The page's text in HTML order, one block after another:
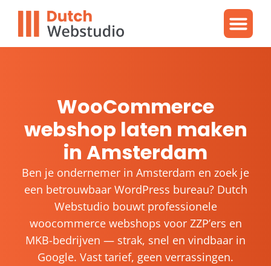
WooCommerce
webshop laten maken
in Amsterdam
Ben je ondernemer in Amsterdam en zoek je
een betrouwbaar WordPress bureau? Dutch
Webstudio bouwt professionele
woocommerce webshops voor ZZP’ers en
MKB-bedrijven — strak, snel en vindbaar in
Google. Vast tarief, geen verrassingen.